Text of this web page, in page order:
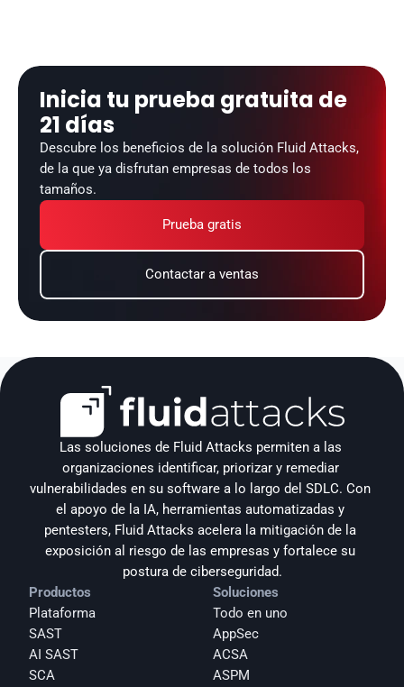
Inicia tu prueba gratuita de
21 días
Descubre los beneficios de la solución Fluid Attacks,
de la que ya disfrutan empresas de todos los
tamaños.
Prueba gratis
Contactar a ventas
Las soluciones de Fluid Attacks permiten a las
organizaciones identificar, priorizar y remediar
vulnerabilidades en su software a lo largo del SDLC. Con
el apoyo de la IA, herramientas automatizadas y
pentesters, Fluid Attacks acelera la mitigación de la
exposición al riesgo de las empresas y fortalece su
postura de ciberseguridad.
Productos
Plataforma
SAST
AI SAST
SCA
Soluciones
Todo en uno
AppSec
ACSA
ASPM